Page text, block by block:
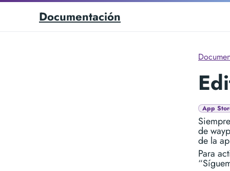
Documentación
App
de
de la
Para